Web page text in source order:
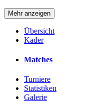
Mehr anzeigen
Übersicht
Kader
Matches
Turniere
Statistiken
Galerie